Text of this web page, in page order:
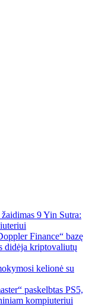
9 Yin Sutra:
Finance“ bazę
didėja kriptovaliutų
kelionė su
paskelbtas PS5,
kompiuteriui